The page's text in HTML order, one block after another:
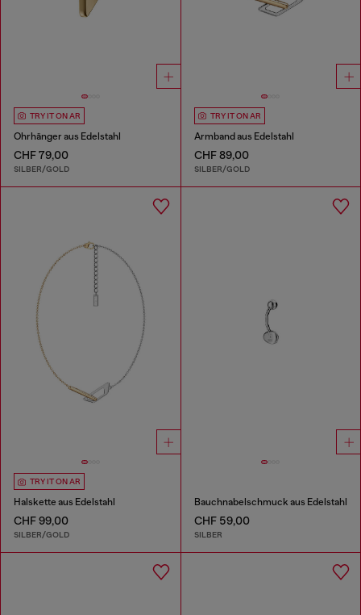
TRY IT ON AR
Ohrhänger aus Edelstahl
CHF 79,00
SILBER/GOLD
TRY IT ON AR
Armband aus Edelstahl
CHF 89,00
SILBER/GOLD
TRY IT ON AR
Halskette aus Edelstahl
CHF 99,00
SILBER/GOLD
Bauchnabelschmuck aus Edelstahl
CHF 59,00
SILBER